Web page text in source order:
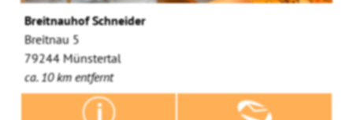
Breitnauhof Schneider
Breitnau 5
79244 Münstertal
ca. 10 km entfernt